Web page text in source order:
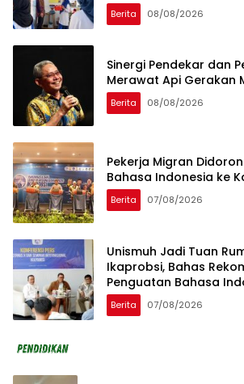
Berita 08/08/2026
Sinergi Pendekar dan
Merawat Api Gerakan
Berita 08/08/2026
Pekerja Migran
Bahasa Indonesia ke
Berita 07/08/2026
Unismuh Jadi Tuan
Ikaprobsi, Bahas
Penguatan Bahasa
Global
Berita 07/08/2026